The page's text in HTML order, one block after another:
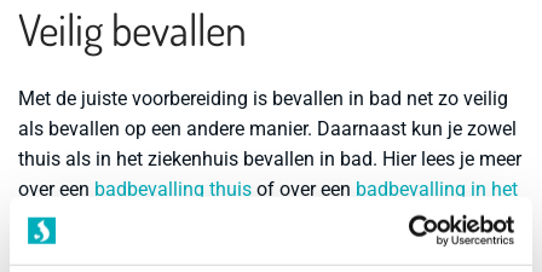
Veilig bevallen
Met de juiste voorbereiding is bevallen in bad net zo veilig
als bevallen op een andere manier. Daarnaast kun je zowel
thuis als in het ziekenhuis bevallen in bad. Hier lees je meer
over een badbevalling thuis of over een badbevalling in het
ziekenhuis
. Dus naast de vele voordelen die een
waterbevalling kent, is het ook nog eens net zo veilig als